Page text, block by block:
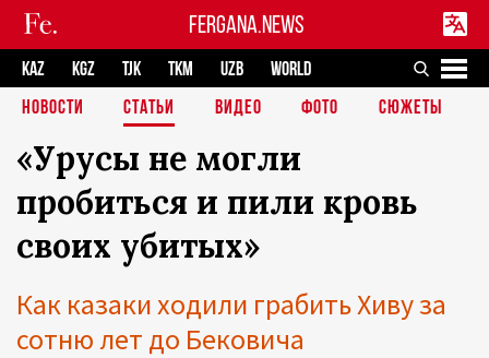
FERGANA.NEWS
KAZ KGZ TJK TKM UZB
WORLD
НОВОСТИ
СТАТЬИ ВИДЕО ФОТО СЮЖЕТЫ
«Урусы не могли
пробиться и пили кровь
своих убитых»
Как казаки ходили грабить Хиву за
сотню лет до Бековича